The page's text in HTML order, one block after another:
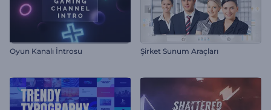
Oyun Kanalı İntrosu Şirket Sunum Araçları